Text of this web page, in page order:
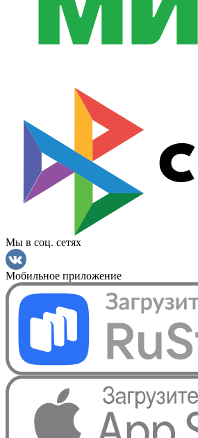
Мы в соц. сетях
Мобильное приложение